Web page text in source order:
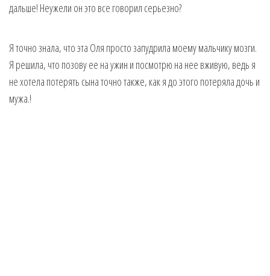
дальше! Неужели он это все говорил серьезно?
Я точно знала, что эта Оля просто запудрила моему мальчику мозги.
Я решила, что позову ее на ужин и посмотрю на нее вживую, ведь я
не хотела потерять сына точно также, как я до этого потеряла дочь и
мужа.!